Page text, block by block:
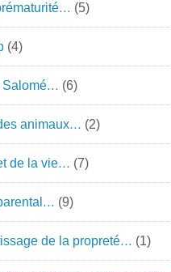
(5)
(4)
Salomé… (6)
animaux… (2)
de la vie… (7)
(9)
de la propreté… (1)